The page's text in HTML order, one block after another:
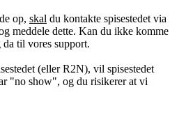
op, skal du kontakte spisestedet via
meddele dette. Kan du ikke komme
til vores support.
(eller R2N), vil spisestedet
"no show", og du risikerer at vi